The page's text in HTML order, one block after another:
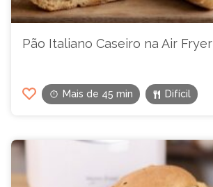
Pão Italiano Caseiro na Air Fryer
Mais de 45 min Difícil